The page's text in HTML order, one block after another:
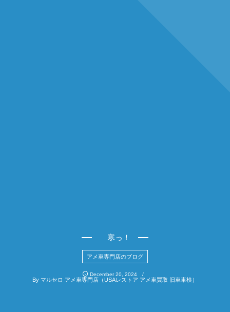
寒っ！
アメ車専門店のブログ
December 20, 2024
By マルセロ アメ車専門店（USAレストア アメ車買取 旧車車検）